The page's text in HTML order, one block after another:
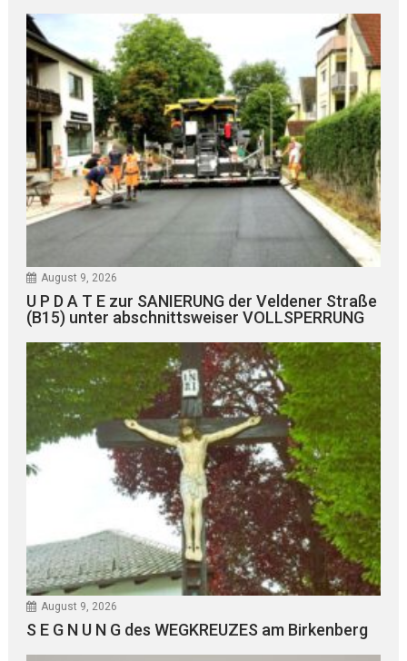
August 9, 2026
U P D A T E zur SANIERUNG der Veldener Straße
(B15) unter abschnittsweiser VOLLSPERRUNG
August 9, 2026
S E G N U N G des WEGKREUZES am Birkenberg